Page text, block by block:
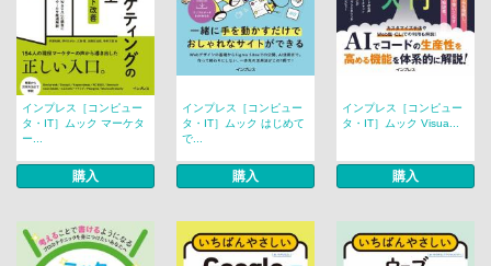
インプレス［コンピュー
タ・IT］ムック マーケタ
ー...
購入
インプレス［コンピュー
タ・IT］ムック はじめて
で...
購入
インプレス［コンピュー
タ・IT］ムック Visua...
購入